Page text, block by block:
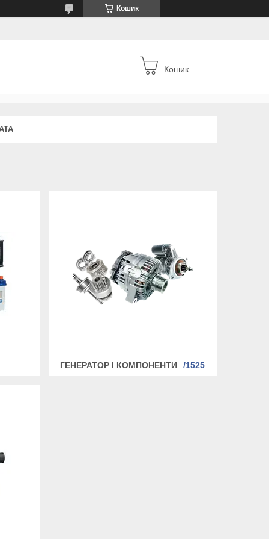
Кошик
Кошик
ГЕНЕРАТОР І КОМПОНЕНТИ 1525